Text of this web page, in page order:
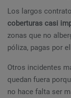
Los largos
coberturas casi
zonas que no
póliza, pagas por
Otros incidentes
quedan fuera
no hace falta ser